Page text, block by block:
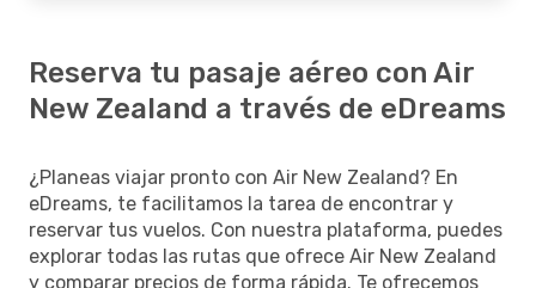
Reserva tu pasaje aéreo con Air
New Zealand a través de eDreams
¿Planeas viajar pronto con Air New Zealand? En
eDreams, te facilitamos la tarea de encontrar y
reservar tus vuelos. Con nuestra plataforma, puedes
explorar todas las rutas que ofrece Air New Zealand
y comparar precios de forma rápida. Te ofrecemos